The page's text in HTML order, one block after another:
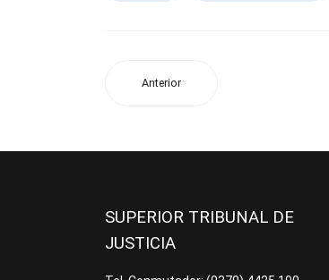
Anterior
SUPERIOR TRIBUNAL DE
JUSTICIA